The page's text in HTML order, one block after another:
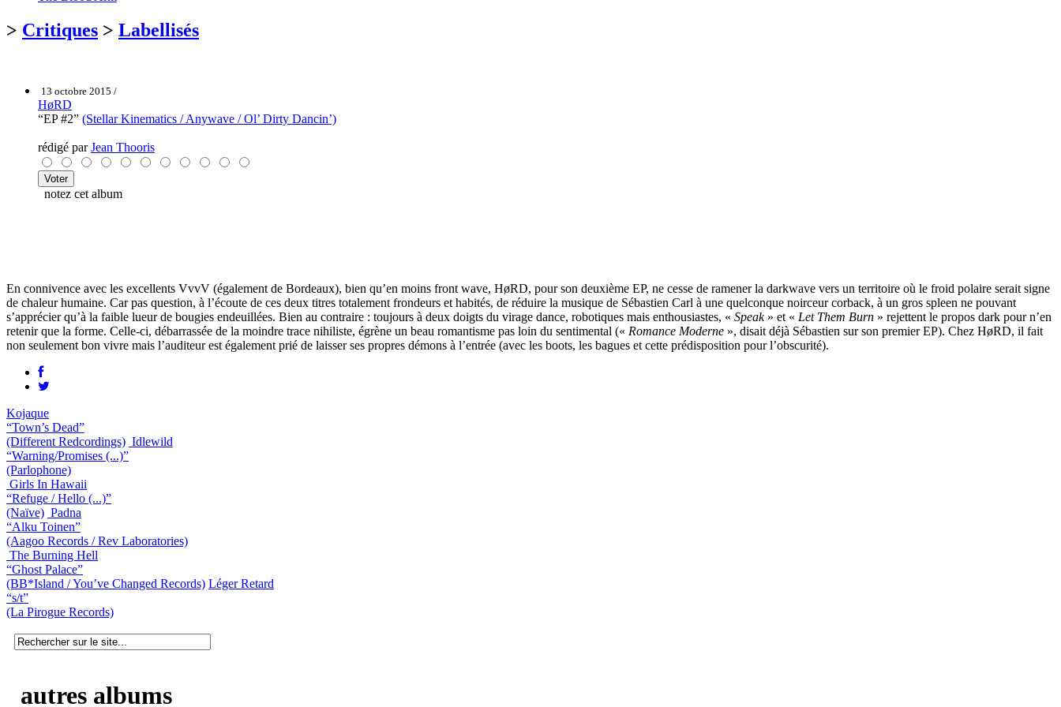
> Critiques > Labellisés
13 octobre 2015 /
HøRD
“EP #2” (Stellar Kinematics / Anywave / Ol’ Dirty Dancin’)
rédigé parJean Thooris
notez cet album
En connivence avec les excellents VvvV (également de Bordeaux), bien qu’en moins front wave, HøRD, pour son deuxième EP, ne cesse de ramener la darkwave vers un territoire où le froid polaire serait signe
de chaleur humaine. Car pas question, à l’écoute de ces deux titres totalement frondeurs et habités, de réduire la musique de Sébastien Carl à une quelconque noirceur corback, à un gros spleen ne pouvant
s’apprécier qu’à la faible lueur de bougies endeuillées. Bien au contraire : toujours à deux doigts du virage dance, robotiques mais enthousiastes, « Speak» et « Let Them Burn » rejettent le propos dark pour n’en
retenir que la forme. Celle-ci, débarrassée de la moindre trace nihiliste, égrène un beau romantisme pas loin du sentimental (« Romance Moderne », disait déjà Sébastien sur son premier EP). Chez HøRD, il fait
non seulement bon vivre mais l’auditeur est également prié de laisser ses propres démons à l’entrée (avec les boots, les bagues et cette prédisposition pour l’obscurité).
Kojaque
“Town’s Dead”
(Different Redcordings) Idlewild
“Warning/Promises (...)”
(Parlophone)
Girls In Hawaii
“Refuge / Hello (...)”
(Naïve) Padna
“Alku Toinen”
(Aagoo Records / Rev Laboratories)
The Burning Hell
“Ghost Palace”
(BB*Island / You’ve Changed Records) Léger Retard
“s/t”
(La Pirogue Records)
autres albums